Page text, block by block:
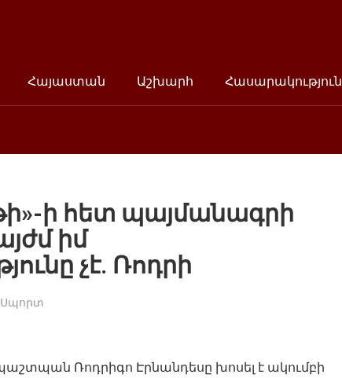
Հայաստան Աշխարհ Հասարակություն
ի հետ պայմանագրի
իմ
չէ. Ռոդրի
Սպորտ
Ռոդրիգո Էրնանդեսը խոսել է ակումբի